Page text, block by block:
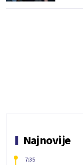
Najnovije
7:35